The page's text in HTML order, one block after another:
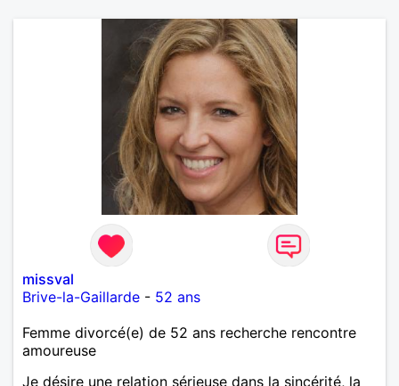
missval
Brive-la-Gaillarde - 52 ans
Femme divorcé(e) de 52 ans recherche rencontre
amoureuse
Je désire une relation sérieuse dans la sincérité, la